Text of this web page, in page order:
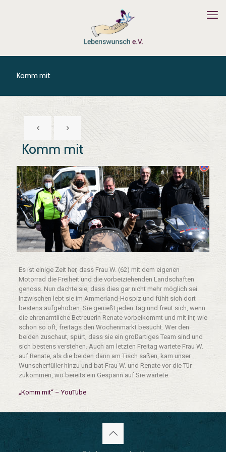
Komm mit
Komm mit
Es ist einige Zeit her, dass Frau W. (62) mit dem eigenen
Motorrad die Freiheit und die vorbeiziehenden Landschaften
genoss. Nun dachte sie, dass dies gar nicht mehr möglich sei.
Inzwischen lebt sie im Ammerland-Hospiz und fühlt sich dort
bestens aufgehoben. Sie genießt jeden Tag und freut sich, wenn
die ehrenamtliche Betreuerin Renate vorbeikommt und mit ihr, wie
schon so oft, freitags den Wochenmarkt besucht. Wer den
beiden zuschaut, spürt, dass sie ein großartiges Team sind und
sich bestens verstehen. Auch am letzten Freitag wartete Frau W.
auf Renate, als die beiden dann am Tisch saßen, kam unser
Wunscherfüller hinzu und bat Frau W. und Renate vor die Tür
zukommen, wo bereits ein Gespann auf Sie wartete.
„Komm mit“ – YouTube